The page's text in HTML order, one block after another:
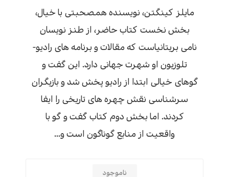
مایلز کینگتن، نویسنده همصحبتی با خیال،
بخش نخست کتاب حاضر، از طنز نویسان
نامی بریتانیاست که مقالات و برنامه های رادیو-
تلوزیون او شهرت جهانی دارد. این گفت و
گوهای خیالی ابتدا از رادیو پخش شد و بازیگران
سرشناسی نقش چهره های تاریخی را ایفا
کردند. اما بخش دوم کتاب گفت و گو با
واقعیت از منابع گوناگون است و...
ناموجود